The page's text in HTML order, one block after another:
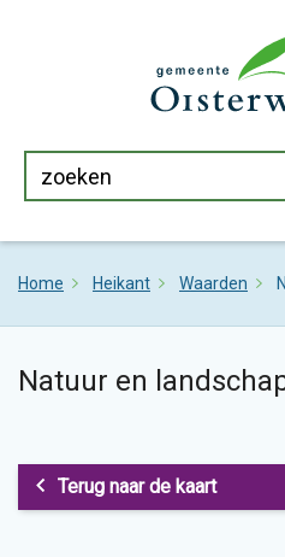
Home Heikant Waarden
Natuur en
Terug naar de kaart